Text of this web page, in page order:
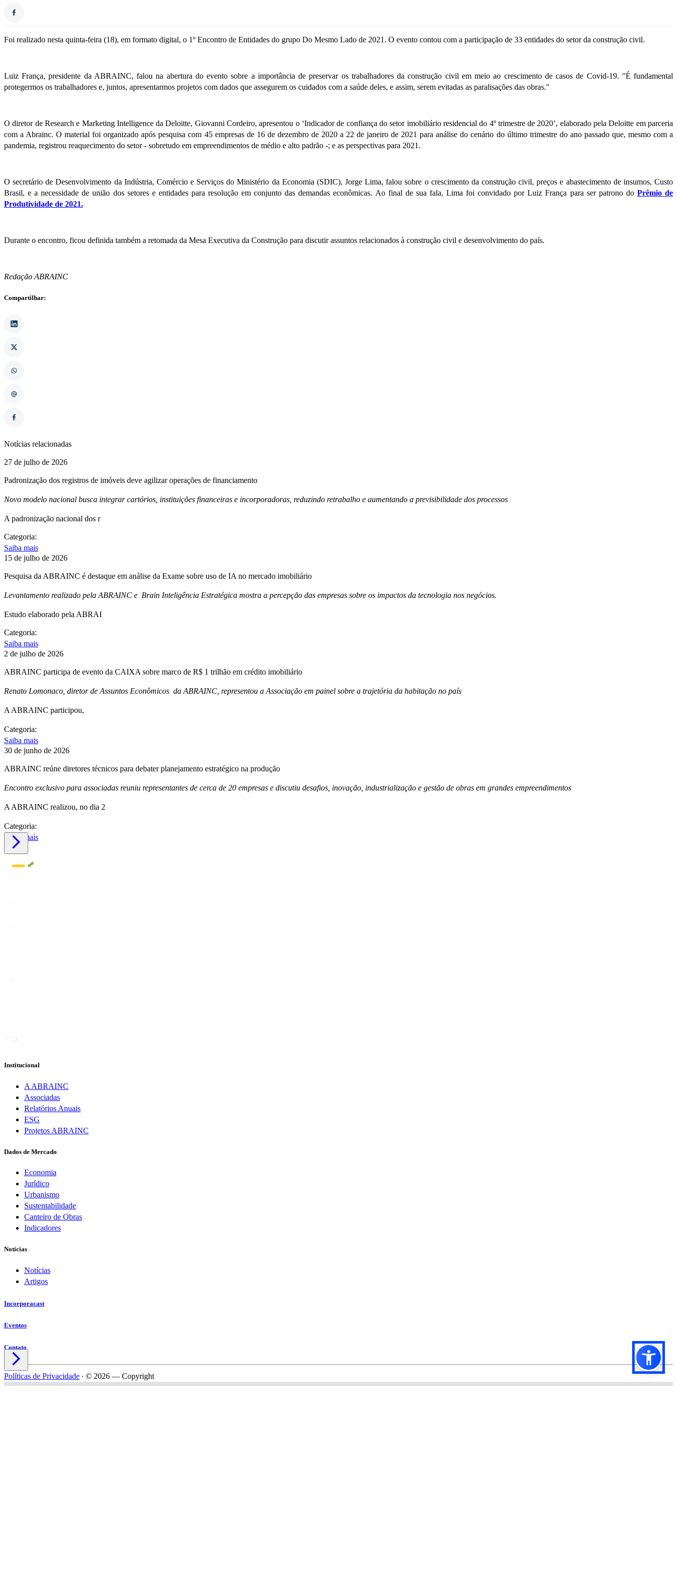
Foi realizado nesta quinta-feira (18), em formato digital, o 1º Encontro de Entidades do grupo Do Mesmo Lado de 2021. O evento contou com a participação de 33 entidades do setor da construção civil.
Luiz França, presidente da ABRAINC, falou na abertura do evento sobre a importância de preservar os trabalhadores da construção civil em meio ao crescimento de casos de Covid-19. "É fundamental
protegermos os trabalhadores e, juntos, apresentarmos projetos com dados que assegurem os cuidados com a saúde deles, e assim, serem evitadas as paralisações das obras."
O diretor de Research e Marketing Intelligence da Deloitte, Giovanni Cordeiro, apresentou o ‘Indicador de confiança do setor imobiliário residencial do 4º trimestre de 2020’, elaborado pela Deloitte em parceria
com a Abrainc. O material foi organizado após pesquisa com 45 empresas de 16 de dezembro de 2020 a 22 de janeiro de 2021 para análise do cenário do último trimestre do ano passado que, mesmo com a
pandemia, registrou reaquecimento do setor - sobretudo em empreendimentos de médio e alto padrão -; e as perspectivas para 2021.
O secretário de Desenvolvimento da Indústria, Comércio e Serviços do Ministério da Economia (SDIC), Jorge Lima, falou sobre o crescimento da construção civil, preços e abastecimento de insumos, Custo
Brasil, e a necessidade de união dos setores e entidades para resolução em conjunto das demandas econômicas. Ao final de sua fala, Lima foi convidado por Luiz França para ser patrono do Prêmio de
Produtividade de 2021.
Durante o encontro, ficou definida também a retomada da Mesa Executiva da Construção para discutir assuntos relacionados à construção civil e desenvolvimento do país.
Redação ABRAINC
Compartilhar:
Notícias relacionadas
27 de julho de 2026
Padronização dos registros de imóveis deve agilizar operações de financiamento
Novo modelo nacional busca integrar cartórios, instituições financeiras e incorporadoras, reduzindo retrabalho e aumentando a previsibilidade dos processos
A padronização nacional dos r
Categoria:
Saiba mais
15 de julho de 2026
Pesquisa da ABRAINC é destaque em análise da Exame sobre uso de IA no mercado imobiliário
Levantamento realizado pela ABRAINC e Brain Inteligência Estratégica mostra a percepção das empresas sobre os impactos da tecnologia nos negócios.
Estudo elaborado pela ABRAI
Categoria:
Saiba mais
2 de julho de 2026
ABRAINC participa de evento da CAIXA sobre marco de R$ 1 trilhão em crédito imobiliário
Renato Lomonaco, diretor de Assuntos Econômicos da ABRAINC, representou a Associação em painel sobre a trajetória da habitação no país
A ABRAINC participou,
Categoria:
Saiba mais
30 de junho de 2026
ABRAINC reúne diretores técnicos para debater planejamento estratégico na produção
Encontro exclusivo para associadas reuniu representantes de cerca de 20 empresas e discutiu desafios, inovação, industrialização e gestão de obras em grandes empreendimentos
A ABRAINC realizou, no dia 2
Categoria:
Saiba mais

Institucional
A ABRAINC
Associadas
Relatórios Anuais
ESG
Projetos ABRAINC
Dados de Mercado
Economia
Jurídico
Urbanismo
Sustentabilidade
Canteiro de Obras
Indicadores
Notícias
Notícias
Artigos
Incorporacast
Eventos
Contato

Políticas de Privacidade ∙ © 2026 — Copyright